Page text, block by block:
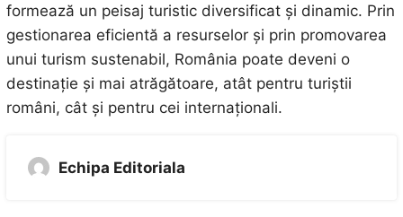
formează un peisaj turistic diversificat și dinamic. Prin
gestionarea eficientă a resurselor și prin promovarea
unui turism sustenabil, România poate deveni o
destinație și mai atrăgătoare, atât pentru turiștii
români, cât și pentru cei internaționali.
Echipa Editoriala